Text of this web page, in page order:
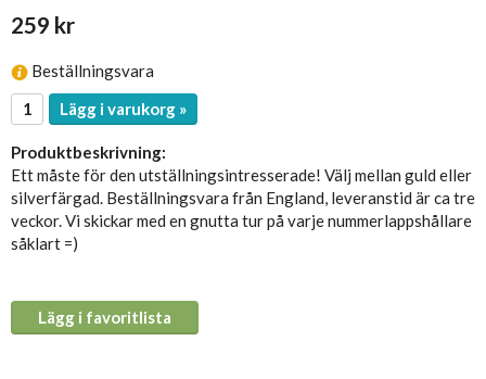
259 kr
Beställningsvara
Lägg i varukorg »
Produktbeskrivning:
Ett måste för den utställningsintresserade! Välj mellan guld eller
silverfärgad. Beställningsvara från England, leveranstid är ca tre
veckor. Vi skickar med en gnutta tur på varje nummerlappshållare
såklart =)
Lägg i favoritlista